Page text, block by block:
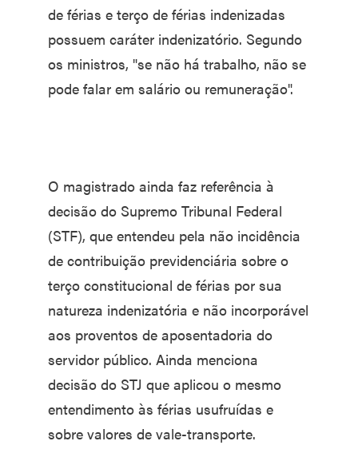
de férias e terço de férias indenizadas
possuem caráter indenizatório. Segundo
os ministros, "se não há trabalho, não se
pode falar em salário ou remuneração".
O magistrado ainda faz referência à
decisão do Supremo Tribunal Federal
(STF), que entendeu pela não incidência
de contribuição previdenciária sobre o
terço constitucional de férias por sua
natureza indenizatória e não incorporável
aos proventos de aposentadoria do
servidor público. Ainda menciona
decisão do STJ que aplicou o mesmo
entendimento às férias usufruídas e
sobre valores de vale-transporte.